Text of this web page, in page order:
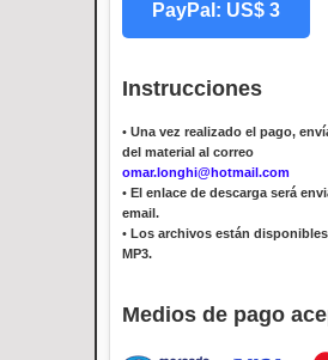
PayPal: US$ 3
Instrucciones
• Una vez realizado el pago,
del material al correo
omar.longhi@hotmail.com
• El enlace de descarga será
email.
• Los archivos están
MP3.
Medios de pago